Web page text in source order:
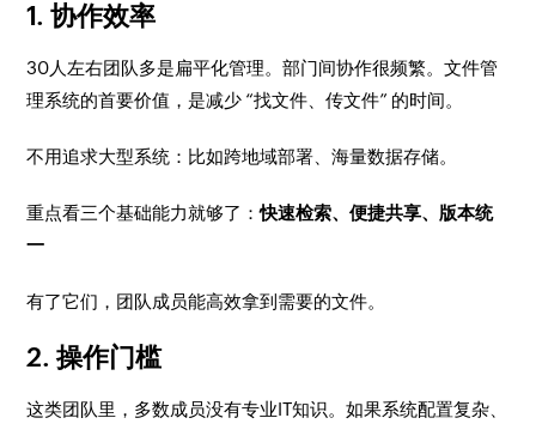
1. 协作效率
30人左右团队多是扁平化管理。部门间协作很频繁。文件管
理系统的首要价值，是减少 “找文件、传文件” 的时间。
不用追求大型系统：比如跨地域部署、海量数据存储。
重点看三个基础能力就够了：快速检索、便捷共享、版本统
一
有了它们，团队成员能高效拿到需要的文件。
2. 操作门槛
这类团队里，多数成员没有专业IT知识。如果系统配置复杂、